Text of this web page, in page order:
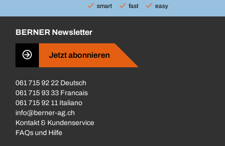
smart fast easy
BERNER Newsletter
Jetzt abonnieren
061 715 92 22 Deutsch
061 715 93 33 Francais
061 715 92 11 Italiano
info@berner-ag.ch
Kontakt & Kundenservice
FAQs und Hilfe